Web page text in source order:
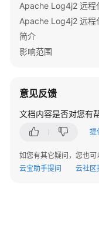
简介
影响范围
意见反馈
文档内容是否对您有
提
如您有其它疑问，您也
云宝助手提问
云社区